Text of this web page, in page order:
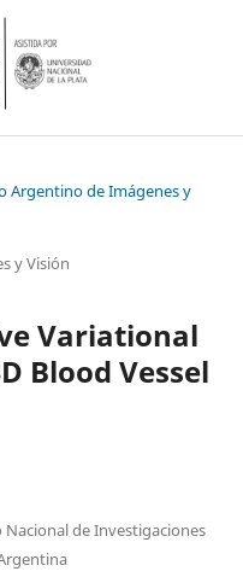
Argentino de Imágenes y
y Visión
Variational
Blood Vessel
Nacional de Investigaciones